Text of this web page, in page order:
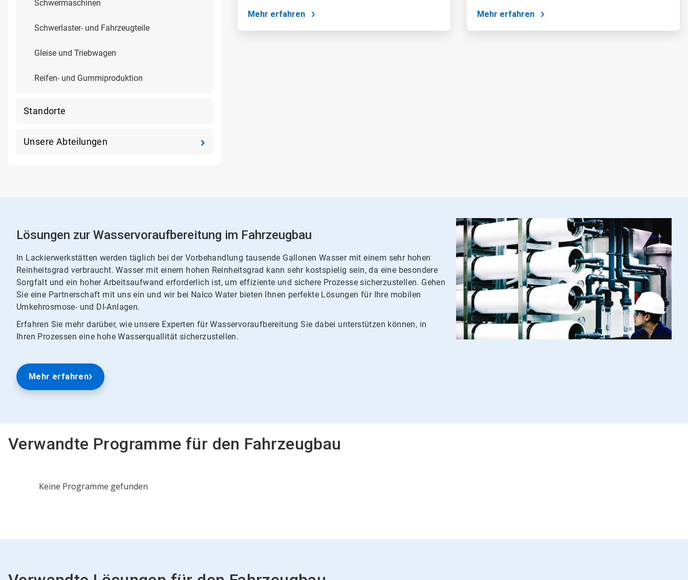
Schwermaschinen
Schwerlaster- und Fahrzeugteile
Gleise und Triebwagen
Reifen- und Gummiproduktion
Standorte
Unsere Abteilungen
Mehr erfahren Mehr erfahren
Lösungen zur Wasservoraufbereitung im Fahrzeugbau
In Lackierwerkstätten werden täglich bei der Vorbehandlung tausende Gallonen Wasser mit einem sehr hohen
Reinheitsgrad verbraucht. Wasser mit einem hohen Reinheitsgrad kann sehr kostspielig sein, da eine besondere
Sorgfalt und ein hoher Arbeitsaufwand erforderlich ist, um effiziente und sichere Prozesse sicherzustellen. Gehen
Sie eine Partnerschaft mit uns ein und wir bei Nalco Water bieten Ihnen perfekte Lösungen für Ihre mobilen
Umkehrosmose- und DI-Anlagen.
Erfahren Sie mehr darüber, wie unsere Experten für Wasservoraufbereitung Sie dabei unterstützen können, in
Ihren Prozessen eine hohe Wasserquallität sicherzustellen.
Mehr erfahren
Verwandte Programme für den Fahrzeugbau
Dies
Keine Programme gefunden